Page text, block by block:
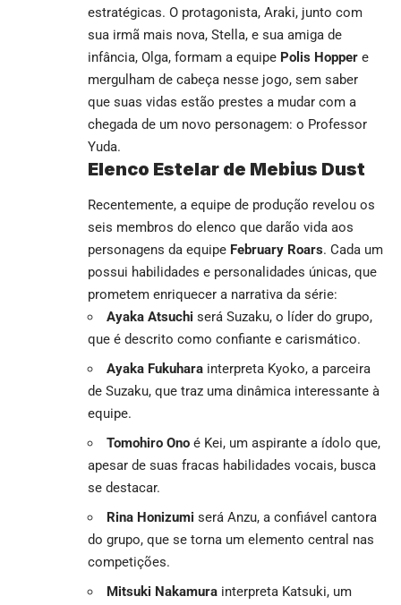
estratégicas. O protagonista, Araki, junto com
sua irmã mais nova, Stella, e sua amiga de
infância, Olga, formam a equipe Polis Hopper e
mergulham de cabeça nesse jogo, sem saber
que suas vidas estão prestes a mudar com a
chegada de um novo personagem: o Professor
Yuda.
Elenco Estelar de Mebius Dust
Recentemente, a equipe de produção revelou os
seis membros do elenco que darão vida aos
personagens da equipe February Roars. Cada um
possui habilidades e personalidades únicas, que
prometem enriquecer a narrativa da série:
Ayaka Atsuchi será Suzaku, o líder do grupo,
que é descrito como confiante e carismático.
Ayaka Fukuhara interpreta Kyoko, a parceira
de Suzaku, que traz uma dinâmica interessante à
equipe.
Tomohiro Ono é Kei, um aspirante a ídolo que,
apesar de suas fracas habilidades vocais, busca
se destacar.
Rina Honizumi será Anzu, a confiável cantora
do grupo, que se torna um elemento central nas
competições.
Mitsuki Nakamura interpreta Katsuki, um